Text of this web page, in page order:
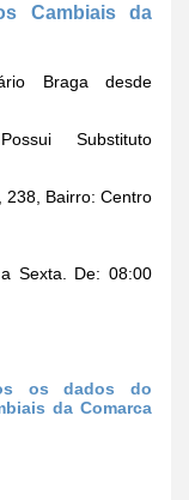
Cambiais da
Braga desde
Substituto
238, Bairro: Centro
Sexta. De: 08:00
os dados do
da Comarca